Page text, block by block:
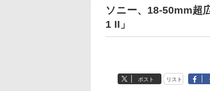
ソニー、18-50mm超
1 II」
ポスト リスト